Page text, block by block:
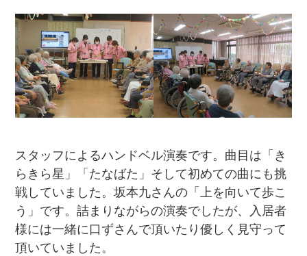
スタッフによるハンドベル演奏です。曲目は「き
らきら星」「たなばた」そして初めての曲にも挑
戦していました。坂本九さんの「上を向いて歩こ
う」です。詰まりながらの演奏でしたが、入居者
様には一緒に口ずさんで頂いたり優しく見守って
頂いていました。